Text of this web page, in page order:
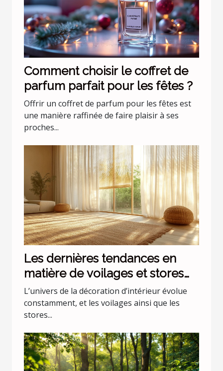
Comment choisir le coffret de
parfum parfait pour les fêtes ?
Offrir un coffret de parfum pour les fêtes est
une manière raffinée de faire plaisir à ses
proches...
Les dernières tendances en
matière de voilages et stores
pour intérieurs
L’univers de la décoration d’intérieur évolue
constamment, et les voilages ainsi que les
stores...